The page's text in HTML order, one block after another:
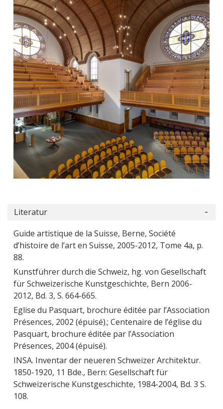
Literatur
Guide artistique de la Suisse, Berne, Société
d’histoire de l’art en Suisse, 2005-2012, Tome 4a, p.
88.
Kunstführer durch die Schweiz, hg. von Gesellschaft
für Schweizerische Kunstgeschichte, Bern 2006-
2012, Bd. 3, S. 664-665.
Eglise du Pasquart, brochure éditée par l’Association
Présences, 2002 (épuisé).; Centenaire de l’église du
Pasquart, brochure éditée par l’Association
Présences, 2004 (épuisé).
INSA. Inventar der neueren Schweizer Architektur.
1850-1920, 11 Bde., Bern: Gesellschaft für
Schweizerische Kunstgeschichte, 1984-2004, Bd. 3 S.
108.